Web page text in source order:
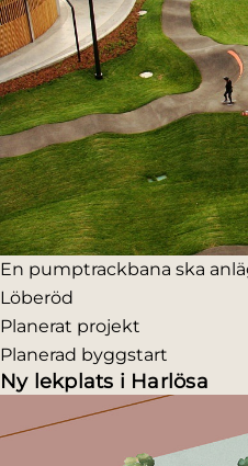
En pumptrackbana ska
Löberöd
Planerat projekt
Planerad byggstart
Ny lekplats i Harlösa